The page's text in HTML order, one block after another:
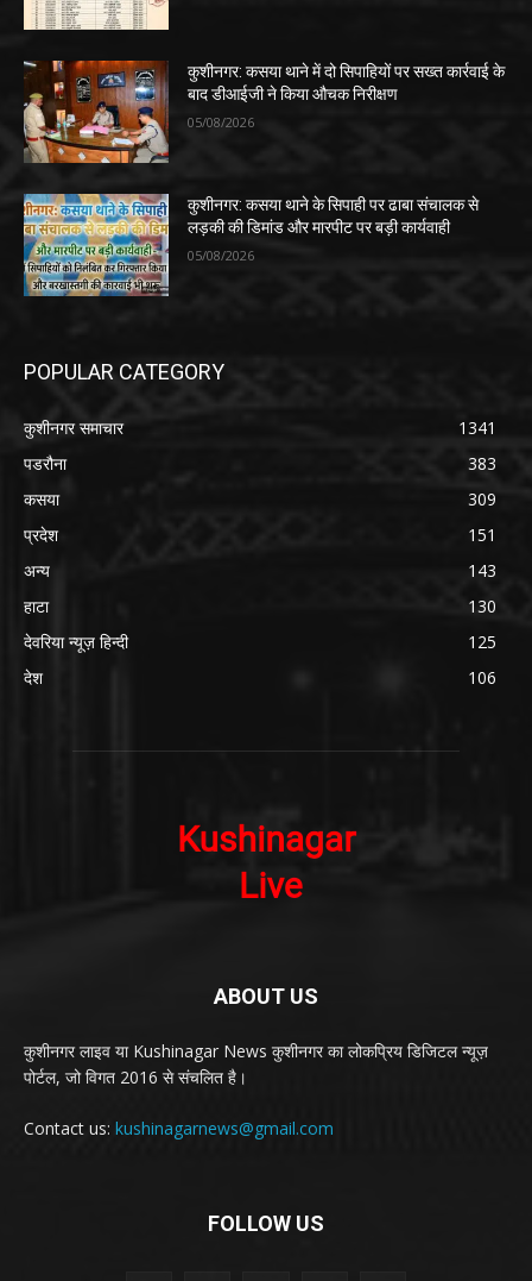
कुशीनगर: कसया थाने में दो सिपाहियों पर सख्त कार्रवाई के
बाद डीआईजी ने किया औचक निरीक्षण
05/08/2026
कुशीनगर: कसया थाने के सिपाही पर ढाबा संचालक से
लड़की की डिमांड और मारपीट पर बड़ी कार्यवाही
05/08/2026
POPULAR CATEGORY
कुशीनगर समाचार
1341
पडरौना
383
कसया
309
प्रदेश
151
अन्य
143
हाटा
130
देवरिया न्यूज़ हिन्दी
125
देश
106
ABOUT US
कुशीनगर लाइव या Kushinagar News कुशीनगर का लोकप्रिय डिजिटल न्यूज़
पोर्टल, जो विगत 2016 से संचलित है।
Contact us: kushinagarnews@gmail.com
FOLLOW US